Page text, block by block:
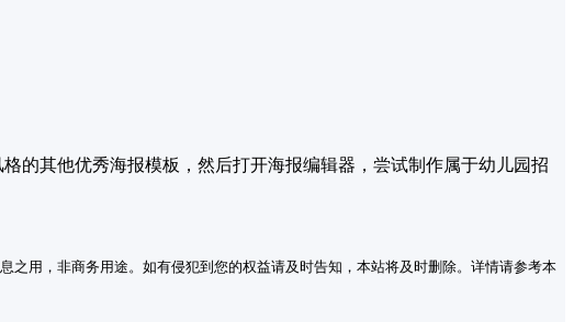
格的其他优秀海报模板，然后打开海报编辑器，尝试制作属于幼儿园招
用，非商务用途。如有侵犯到您的权益请及时告知，本站将及时删除。详情请参考本